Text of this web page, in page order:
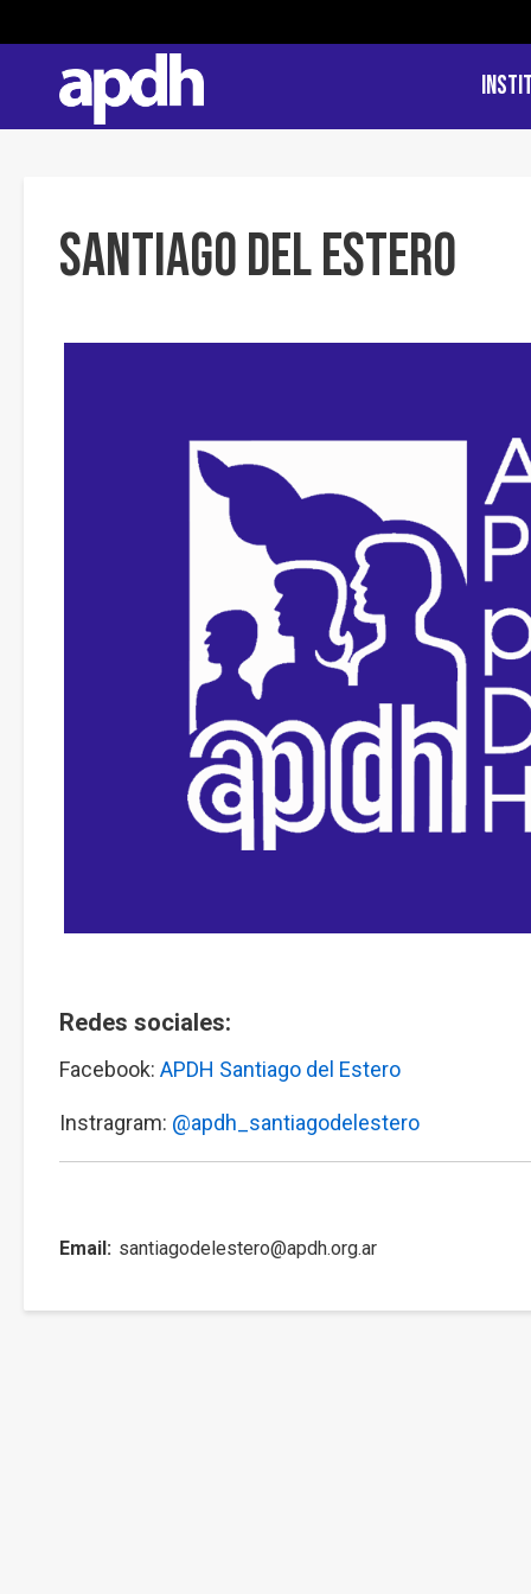
Santiago del Estero
Redes sociales:
Facebook: APDH Santiago del Estero
Instragram: @apdh_santiagodelestero
Email santiagodelestero@apdh.org.ar